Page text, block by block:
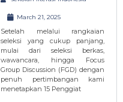
March 21, 2025
Setelah melalui rangkaian
seleksi yang cukup panjang,
mulai dari seleksi berkas,
wawancara, hingga Focus
Group Discussion (FGD) dengan
penuh pertimbangan kami
menetapkan 15 Penggiat